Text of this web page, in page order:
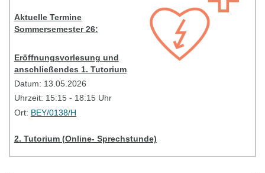
Aktuelle Termine
Sommersemester 26:
Eröffnungsvorlesung und
anschließendes 1. Tutorium
Datum: 13.05.2026
Uhrzeit: 15:15 - 18:15 Uhr
Ort: BEY/0138/H
2. Tutorium (Online- Sprechstunde)